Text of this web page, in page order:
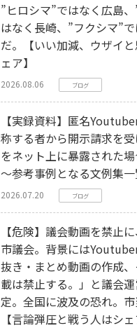
”ヒロシマ”ではなく広島
はなく長崎、”フクシマ”
だ。【いい加減、ウザイ
ェア】
2026.08.06 ブログ
【実録資料】匿名
称する者から開示請求を
をネット上に暴露された
～参考事例となる文例集
2026.07.20 ブログ
【危険】議会動画を禁止
市議会。背景には
抜き・まとめ動画の作成
載は禁止する。」と議会
定。全国に波及の恐れ。
【言論弾圧と戦う人はシェ